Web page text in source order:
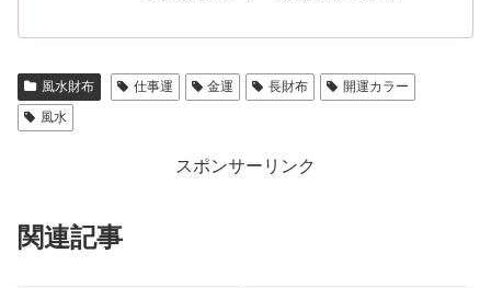
風水財布 仕事運 金運 長財布
開運カラー
風水
スポンサーリンク
関連記事